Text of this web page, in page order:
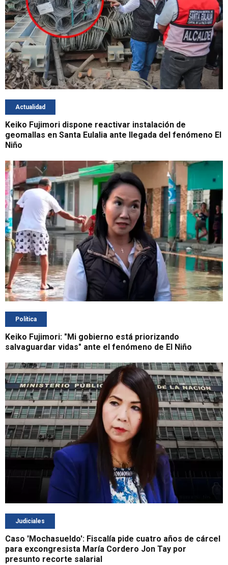
Actualidad
Keiko Fujimori dispone reactivar instalación de
geomallas en Santa Eulalia ante llegada del fenómeno El
Niño
Política
Keiko Fujimori: "Mi gobierno está priorizando
salvaguardar vidas" ante el fenómeno de El Niño
Judiciales
Caso 'Mochasueldo': Fiscalía pide cuatro años de cárcel
para excongresista María Cordero Jon Tay por
presunto recorte salarial